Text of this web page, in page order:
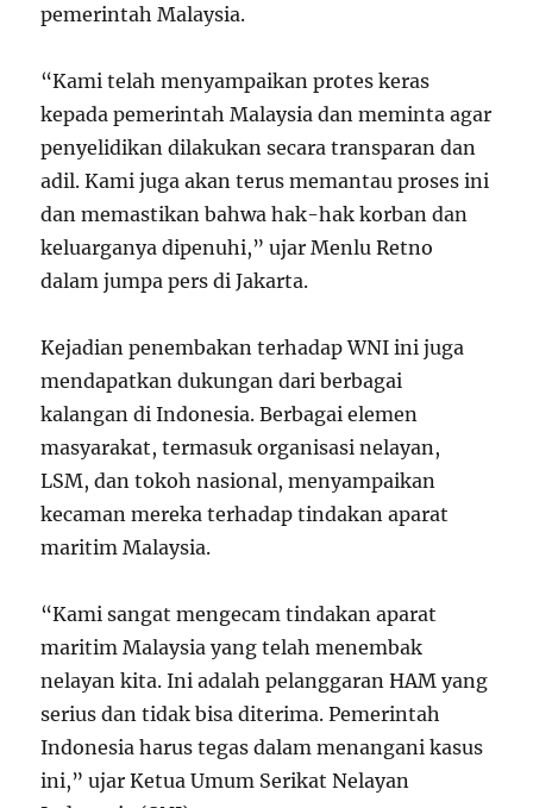
pemerintah Malaysia.
“Kami telah menyampaikan protes keras
kepada pemerintah Malaysia dan meminta agar
penyelidikan dilakukan secara transparan dan
adil. Kami juga akan terus memantau proses ini
dan memastikan bahwa hak-hak korban dan
keluarganya dipenuhi,” ujar Menlu Retno
dalam jumpa pers di Jakarta.
Kejadian penembakan terhadap WNI ini juga
mendapatkan dukungan dari berbagai
kalangan di Indonesia. Berbagai elemen
masyarakat, termasuk organisasi nelayan,
LSM, dan tokoh nasional, menyampaikan
kecaman mereka terhadap tindakan aparat
maritim Malaysia.
“Kami sangat mengecam tindakan aparat
maritim Malaysia yang telah menembak
nelayan kita. Ini adalah pelanggaran HAM yang
serius dan tidak bisa diterima. Pemerintah
Indonesia harus tegas dalam menangani kasus
ini,” ujar Ketua Umum Serikat Nelayan